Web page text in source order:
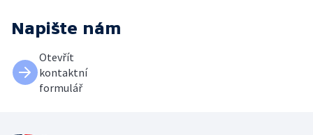
Napište nám
Otevřít
kontaktní
formulář